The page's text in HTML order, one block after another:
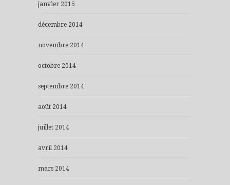
janvier 2015
décembre 2014
novembre 2014
octobre 2014
septembre 2014
août 2014
juillet 2014
avril 2014
mars 2014